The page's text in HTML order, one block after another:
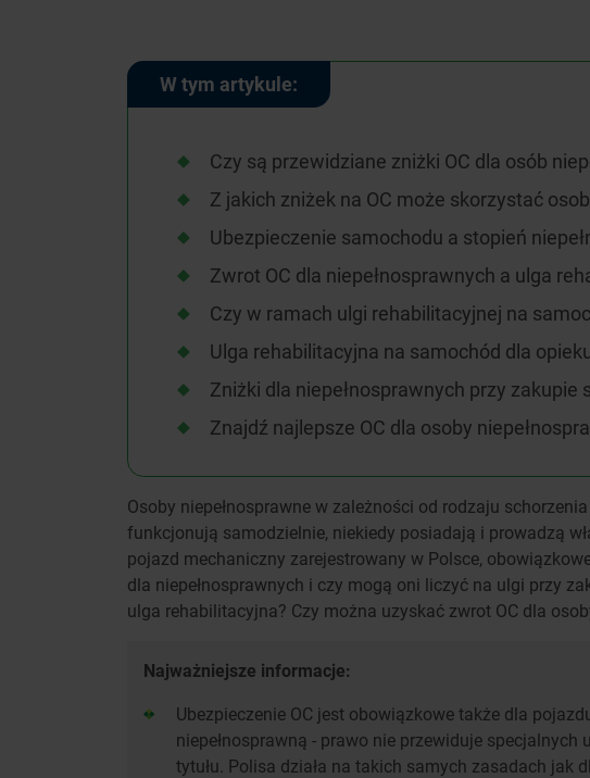
W tym artykule:
Czy są przewidziane zniżki OC dla osób
Z jakich zniżek na OC może skorzystać
Ubezpieczenie samochodu a stopień
Zwrot OC dla niepełnosprawnych a ulga
Czy w ramach ulgi rehabilitacyjnej na
Ulga rehabilitacyjna na samochód dla
Zniżki dla niepełnosprawnych przy zakupie
Znajdź najlepsze OC dla osoby
Osoby niepełnosprawne w zależności od rodzaju
funkcjonują samodzielnie, niekiedy posiadają i prowadzą
pojazd mechaniczny zarejestrowany w Polsce,
dla niepełnosprawnych i czy mogą oni liczyć na ulgi przy
ulga rehabilitacyjna? Czy można uzyskać zwrot OC dla
Najważniejsze informacje:
Ubezpieczenie OC jest obowiązkowe także dla
niepełnosprawną - prawo nie przewiduje specjalnych
tytułu. Polisa działa na takich samych zasadach jak